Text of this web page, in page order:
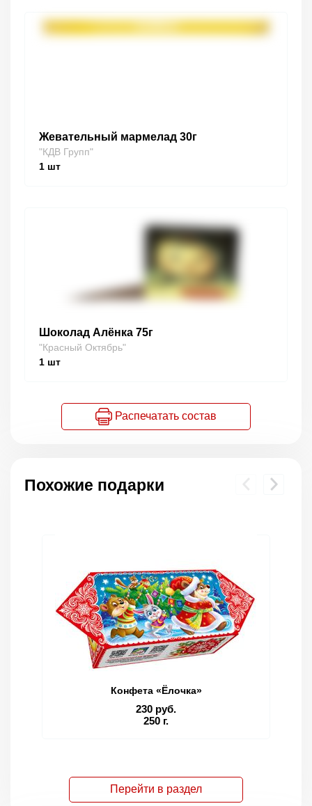
Жевательный мармелад 30г
"КДВ Групп"
1 шт
Шоколад Алёнка 75г
"Красный Октябрь"
1 шт
Распечатать состав
Похожие подарки
Конфета «Ёлочка»
230 руб.
250 г.
Перейти в раздел